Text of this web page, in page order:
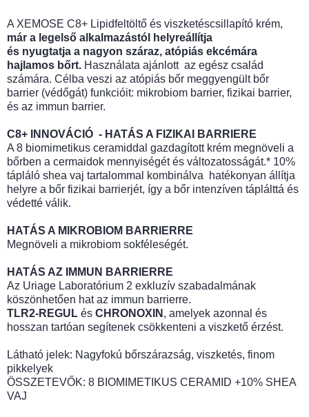
A XEMOSE C8+ Lipidfeltöltő és viszketéscsillapító krém,
már a legelső alkalmazástól helyreállítja
és nyugtatja a nagyon száraz, atópiás ekcémára
hajlamos bőrt. Használata ajánlott az egész család
számára. Célba veszi az atópiás bőr meggyengült bőr
barrier (védőgát) funkcióit: mikrobiom barrier, fizikai barrier,
és az immun barrier.
C8+ INNOVÁCIÓ - HATÁS A FIZIKAI BARRIERE
A 8 biomimetikus ceramiddal gazdagított krém megnöveli a
bőrben a cermaidok mennyiségét és változatosságát.* 10%
tápláló shea vaj tartalommal kombinálva hatékonyan állítja
helyre a bőr fizikai barrierjét, így a bőr intenzíven táplálttá és
védetté válik.
HATÁS A MIKROBIOM BARRIERRE
Megnöveli a mikrobiom sokféleségét.
HATÁS AZ IMMUN BARRIERRE
Az Uriage Laboratórium 2 exkluzív szabadalmának
köszönhetően hat az immun barrierre.
TLR2-REGUL és CHRONOXIN , amelyek azonnal és
hosszan tartóan segítenek csökkenteni a viszkető érzést.
Látható jelek: Nagyfokú bőrszárazság, viszketés, finom
pikkelyek
ÖSSZETEVŐK: 8 BIOMIMETIKUS CERAMID +10% SHEA
VAJ